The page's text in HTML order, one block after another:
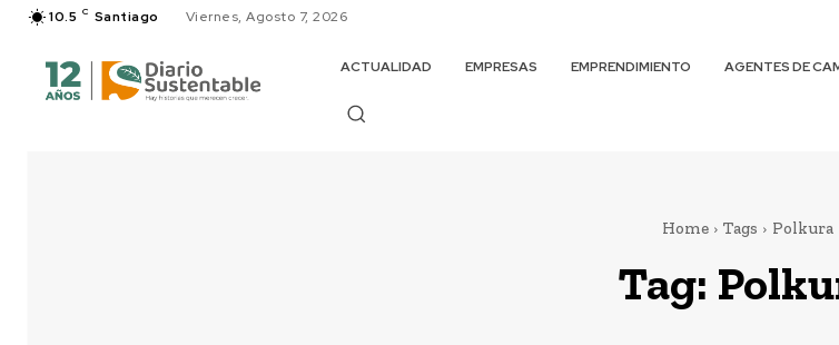
10.5 C Santiago Viernes, Agosto 7, 2026
ACTUALIDAD EMPRESAS EMPRENDIMIENTO AGENTES DE
Home Tags Polkura
Tag: